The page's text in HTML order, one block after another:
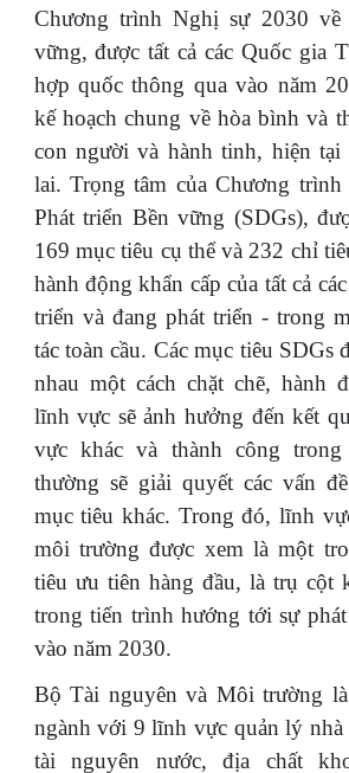
Chương trình Nghị sự 2030 về
vững, được tất cả các Quốc gia
hợp quốc thông qua vào năm
kế hoạch chung về hòa bình và
con người và hành tinh, hiện
lai. Trọng tâm của Chương
Phát triển Bền vững (SDGs),
169 mục tiêu cụ thể và 232 chỉ
hành động khẩn cấp của tất cả
triển và đang phát triển - trong
tác toàn cầu. Các mục tiêu SDGs
nhau một cách chặt chẽ, hành
lĩnh vực sẽ ảnh hưởng đến kết
vực khác và thành công
thường sẽ giải quyết các vấn
mục tiêu khác. Trong đó, lĩnh
môi trường được xem là một
tiêu ưu tiên hàng đầu, là trụ cột
trong tiến trình hướng tới sự
vào năm 2030.
Bộ Tài nguyên và Môi trường
ngành với 9 lĩnh vực quản lý nhà
tài nguyên nước, địa chất